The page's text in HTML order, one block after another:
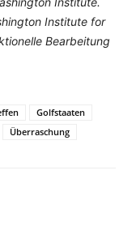
Institute for
Bearbeitung
Golfstaaten
Überraschung